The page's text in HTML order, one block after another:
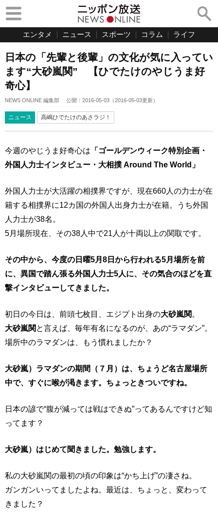
エンタメ ニュース スポーツ コラム ライフ
日本の「先輩と後輩」の文化が気に入ってい
ます“大砂嵐関” 【ひでたけのやじうま好
奇心】
NEWS ONLINE 編集部 公開： 2016-05-03 （2016-05-03更新）
ニュース 高嶋ひでたけのあさラジ！
今週のやじうま好奇心は 「ゴールデンウィーク特別企画・
外国人力士インタビュー・大相撲 Around The World」
外国人力士が大活躍の相撲界ですが、現在660人の力士が在
籍する相撲界に12カ国の外国人出身力士が在籍。うち外国
人力士が38名。
5月場所現在、その38人中で21人が十両以上の関取です。
その中から、今度の日曜5月8日から行われる5月場所を前
に、 異国で踏ん張る外国人力士5人に、その気合のほどを直
撃インタビューしてきました。
初日の今日は、前頭七枚目、エジプト出身の大砂嵐関 。
大砂嵐関 と言えば、毎年有名になるのが、あの“ラマダン”。
場所中のラマダンは、もう慣れましたか？
大砂嵐）ラマダンの期間（７月）は、ちょうど名古屋場所
中で、すぐに喉が渇きます。ちょっときついですね。
日本の諺で“腹が減っては戦はできぬ”ってあるんですけど知
ってます？
大砂嵐）はじめて聞きました。勉強します。
私の大砂嵐関の最初の頃の印象は“かち上げ”の凄さね。
ガンガンいってましたよね。最近は、ちょっと、変わって
きました？